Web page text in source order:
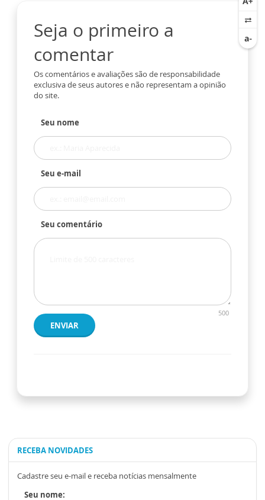
Seja o primeiro a
comentar
Os comentários e avaliações são de responsabilidade
exclusiva de seus autores e não representam a opinião
do site.
Seu nome
Seu e-mail
Seu comentário
500
ENVIAR
RECEBA NOVIDADES
Cadastre seu e-mail e receba notícias mensalmente
Seu nome: